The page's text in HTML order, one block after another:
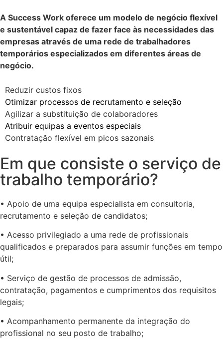
A Success Work oferece um modelo de negócio flexível
e sustentável capaz de fazer face às necessidades das
empresas através de uma rede de trabalhadores
temporários especializados em diferentes áreas de
negócio.
Reduzir custos fixos
Otimizar processos de recrutamento e seleção
Agilizar a substituição de colaboradores
Atribuir equipas a eventos especiais
Contratação flexível em picos sazonais
Em que consiste o serviço de
trabalho temporário?
• Apoio de uma equipa especialista em consultoria,
recrutamento e seleção de candidatos;
• Acesso privilegiado a uma rede de profissionais
qualificados e preparados para assumir funções em tempo
útil;
• Serviço de gestão de processos de admissão,
contratação, pagamentos e cumprimentos dos requisitos
legais;
• Acompanhamento permanente da integração do
profissional no seu posto de trabalho;